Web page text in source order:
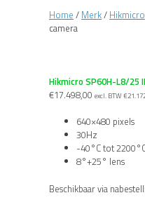
Home / Merk/ Hikmicro
camera
Hikmicro SP60H-L8/25
€17.498,00 excl. BTW €
640×480 pixels
30Hz
-40°C tot
8°+25° lens
Beschikbaar via